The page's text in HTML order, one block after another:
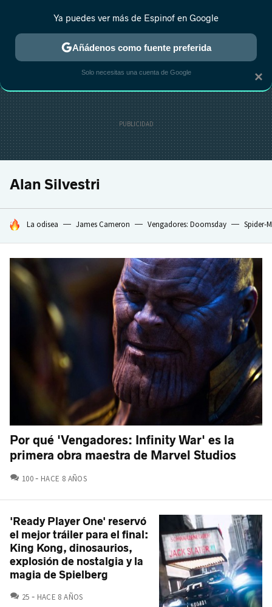
ESTRENOS REALITY ANIME RANKINGS CINE
Alan Silvestri
HOY SE HABLA DE
La odisea James Cameron Vengadores: Doomsday Spider-
Por qué 'Vengadores: Infinity War' es la
primera obra maestra de Marvel Studios
100COMENTARIOS
HACE 8 AÑOS
'Ready Player One' reservó
el mejor tráiler para el final:
King Kong, dinosaurios,
explosión de nostalgia y la
magia de Spielberg
25 COMENTARIOS
HACE 8 AÑOS
×
Ya puedes ver más de Espinof en Google
Añádenos como fuente preferida
Solo necesitas una cuenta de Google